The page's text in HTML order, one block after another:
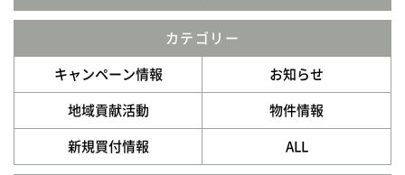
プライバシーポリシー
カスタマーハラスメントに関する基本方針
カテゴリー
キャンペーン情報
お知らせ
地域貢献活動
物件情報
新規買付情報
ALL